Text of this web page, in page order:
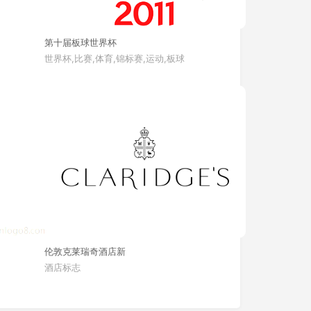
第十届板球世界杯
世界杯,比赛,体育,锦标赛,运动,板球
伦敦克莱瑞奇酒店新
酒店标志